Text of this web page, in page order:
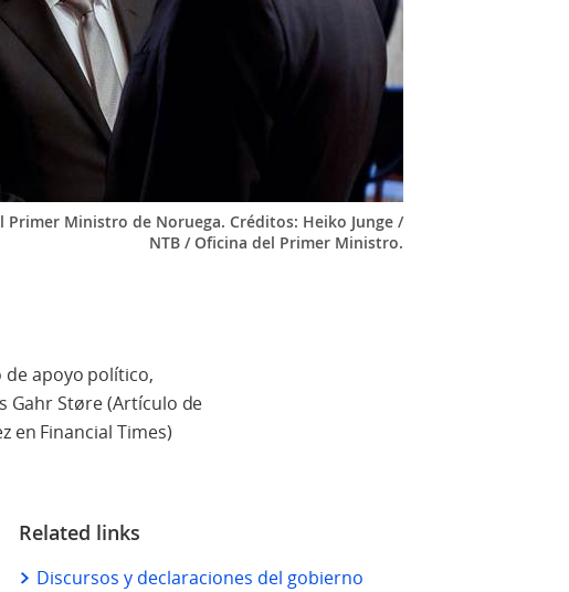
Ministro de Noruega. Créditos: Heiko Junge /
NTB / Oficina del Primer Ministro.
apoyo político,
Gahr Støre (Artículo de
en Financial Times)
Related links
Discursos y declaraciones del gobierno